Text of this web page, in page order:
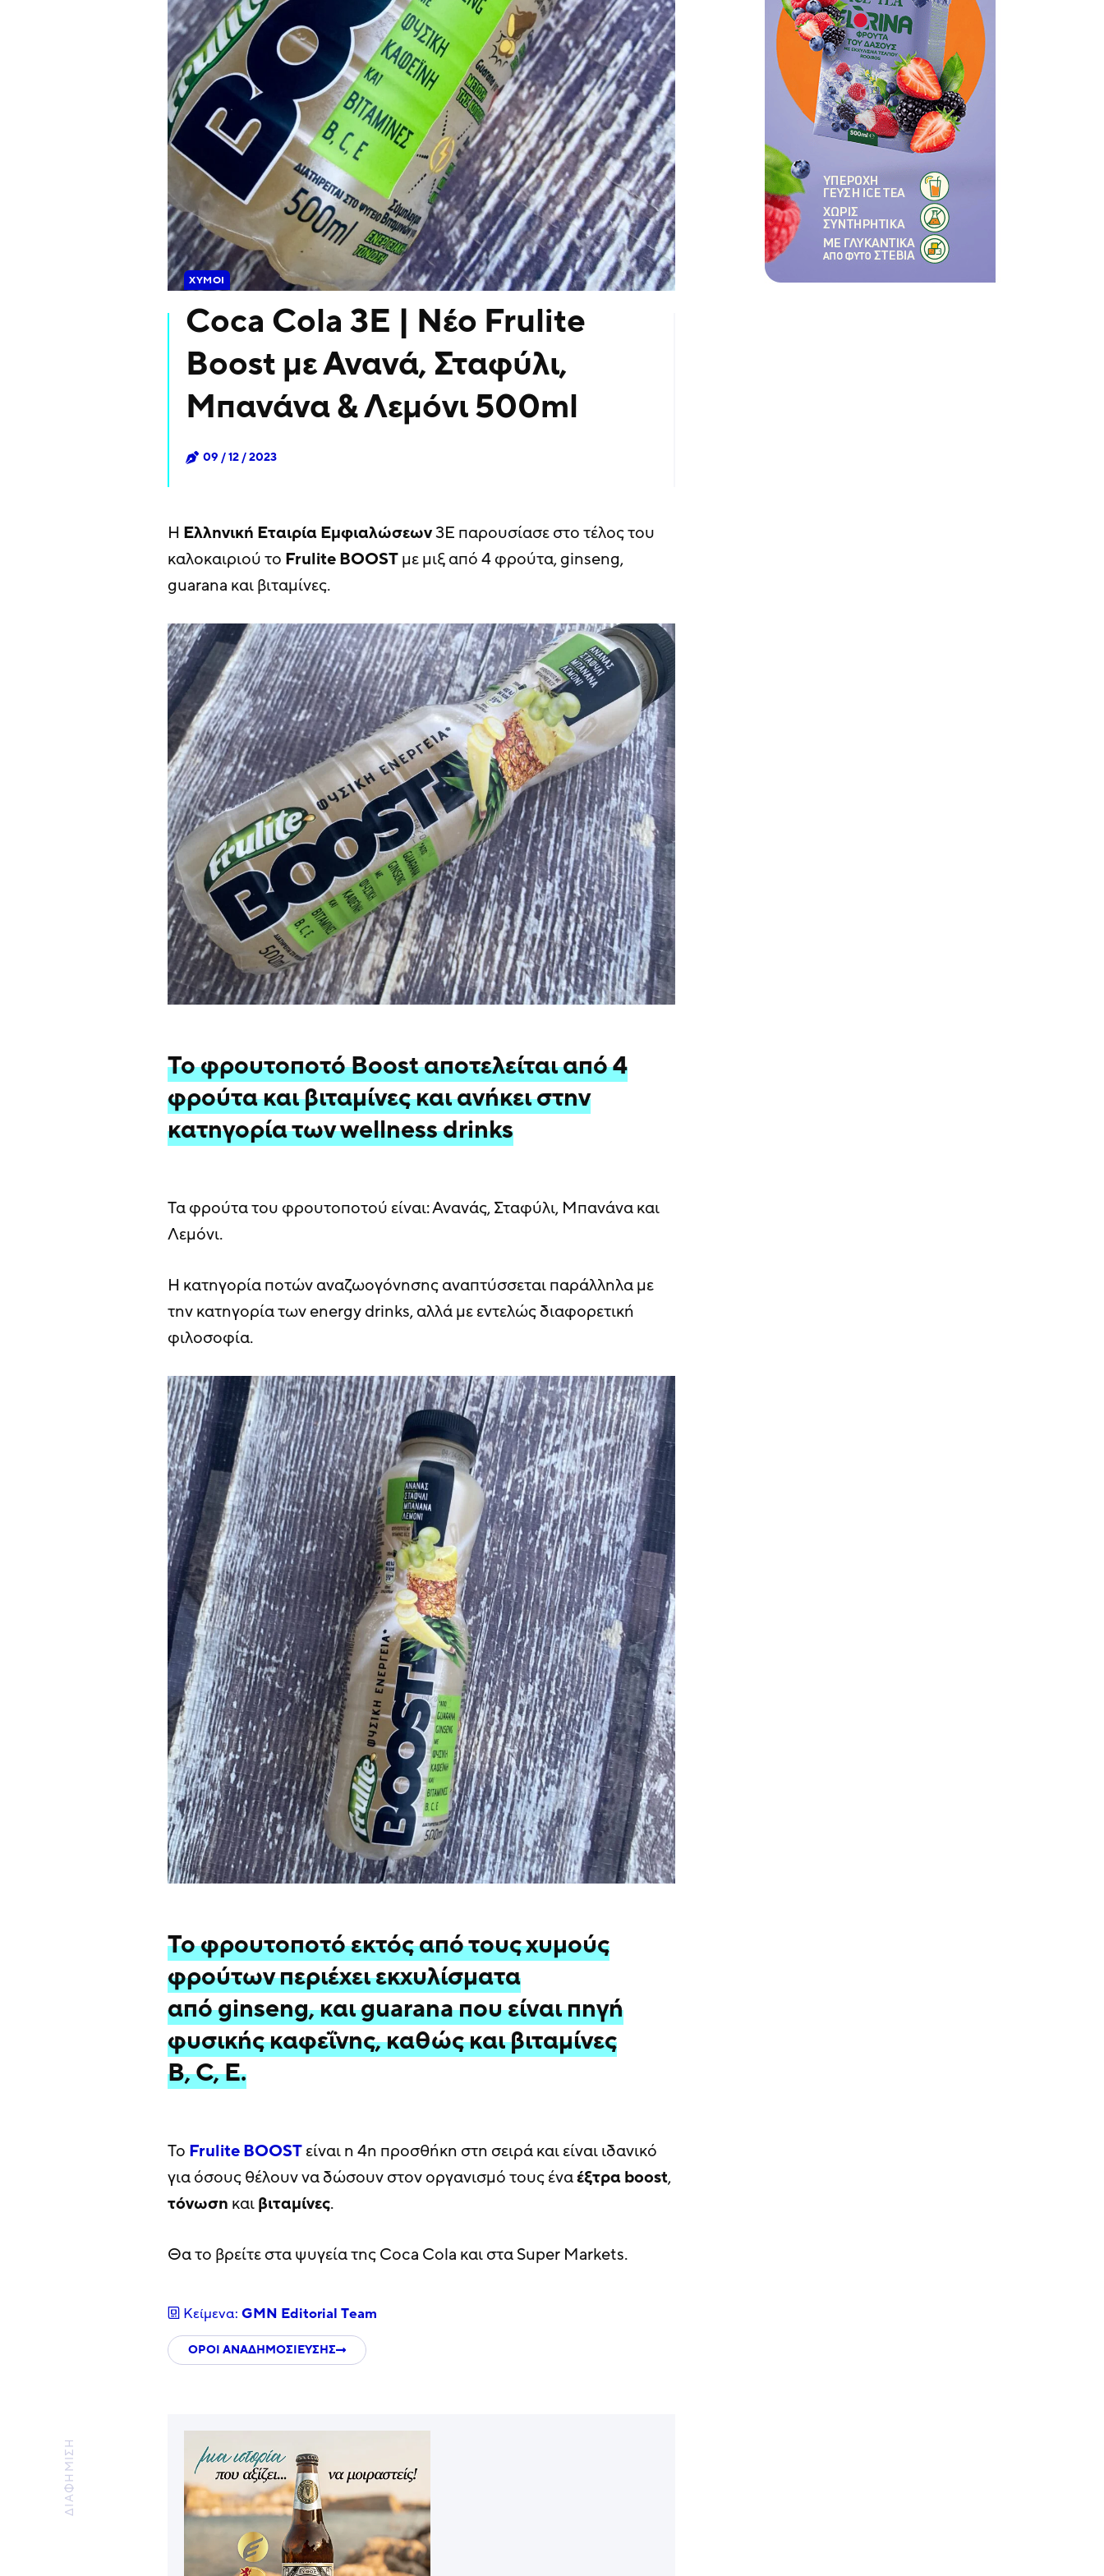
ΧΥΜΟΊ
Coca Cola 3E | Νέο Frulite
Boost με Ανανά, Σταφύλι,
Μπανάνα & Λεμόνι 500ml
09 / 12 / 2023
Η Ελληνική Εταιρία Εμφιαλώσεων3Ε παρουσίασε στο τέλος του
καλοκαιριού το FruliteBOOSTμε μιξ από 4 φρούτα, ginseng,
guarana και βιταμίνες.
Το φρουτοποτό Boost αποτελείται από 4
φρούτα και βιταμίνες και ανήκει στην
κατηγορία των wellness drinks
Τα φρούτα του φρουτοποτού είναι: Ανανάς, Σταφύλι, Μπανάνα και
Λεμόνι.
Η κατηγορία ποτών αναζωογόνησης αναπτύσσεται παράλληλα με
την κατηγορία των energy drinks, αλλά με εντελώς διαφορετική
φιλοσοφία.
Το φρουτοποτό εκτός από τους χυμούς
φρούτων περιέχει εκχυλίσματα
από ginseng, και guarana που είναι πηγή
φυσικής καφεΐνης, καθώς και βιταμίνες
B, C, E.
Το Frulite BOOSTείναι η 4η προσθήκη στη σειρά και είναι ιδανικό
για όσους θέλουν να δώσουν στον οργανισμό τους έναέξτρα boost,
τόνωση καιβιταμίνες.
Θα το βρείτε στα ψυγεία της Coca Cola και στα Super Markets.
Κείμενα: GMN Editorial Τeam
ΟΡΟΙ ΑΝΑΔΗΜΟΣΙΕΥΣΗΣ
ΔΙΑΦΗΜΙΣΗ